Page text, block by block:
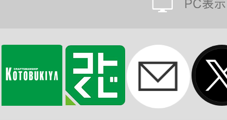
く日の光にとても弱いため日焼け止
ねキャラクターとして、様々なイベ
ウドラ公式ページ
ウドラの参加イベントや新商品情報